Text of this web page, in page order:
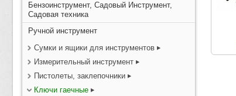
Бензоинструмент, Садовый Инструмент,
Садовая техника
Ручной инструмент
Сумки и ящики для инструментов
Измерительный инструмент
Пистолеты, заклепочники
Ключи гаечные